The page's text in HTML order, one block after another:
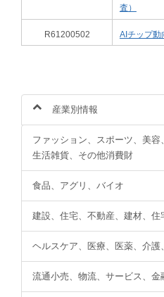
査）
R61200502 AIチップ動
産業別情報
ファッション、スポーツ、美容、
生活雑貨、その他消費財
食品、アグリ、バイオ
建設、住宅、不動産、建材、住
ヘルスケア、医療、医薬、介護
流通小売、物流、サービス、金